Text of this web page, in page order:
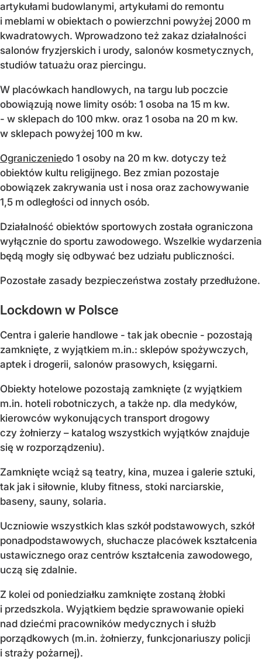
artykułami budowlanymi, artykułami do remontu
i meblami w obiektach o powierzchni powyżej 2000 m
kwadratowych. Wprowadzono też zakaz działalności
salonów fryzjerskich i urody, salonów kosmetycznych,
studiów tatuażu oraz piercingu.
W placówkach handlowych, na targu lub poczcie
obowiązują nowe limity osób: 1 osoba na 15 m kw.
- w sklepach do 100 mkw. oraz 1 osoba na 20 m kw.
w sklepach powyżej 100 m kw.
Ograniczeniedo 1 osoby na 20 m kw. dotyczy też
obiektów kultu religijnego. Bez zmian pozostaje
obowiązek zakrywania ust i nosa oraz zachowywanie
1,5 m odległości od innych osób.
Działalność obiektów sportowych została ograniczona
wyłącznie do sportu zawodowego. Wszelkie wydarzenia
będą mogły się odbywać bez udziału publiczności.
Pozostałe zasady bezpieczeństwa zostały przedłużone.
Lockdown w Polsce
Centra i galerie handlowe - tak jak obecnie - pozostają
zamknięte, z wyjątkiem m.in.: sklepów spożywczych,
aptek i drogerii, salonów prasowych, księgarni.
Obiekty hotelowe pozostają zamknięte (z wyjątkiem
m.in. hoteli robotniczych, a także np. dla medyków,
kierowców wykonujących transport drogowy
czy żołnierzy – katalog wszystkich wyjątków znajduje
się w rozporządzeniu).
Zamknięte wciąż są teatry, kina, muzea i galerie sztuki,
tak jak i siłownie, kluby fitness, stoki narciarskie,
baseny, sauny, solaria.
Uczniowie wszystkich klas szkół podstawowych, szkół
ponadpodstawowych, słuchacze placówek kształcenia
ustawicznego oraz centrów kształcenia zawodowego,
uczą się zdalnie.
Z kolei od poniedziałku zamknięte zostaną żłobki
i przedszkola. Wyjątkiem będzie sprawowanie opieki
nad dziećmi pracowników medycznych i służb
porządkowych (m.in. żołnierzy, funkcjonariuszy policji
i straży pożarnej).